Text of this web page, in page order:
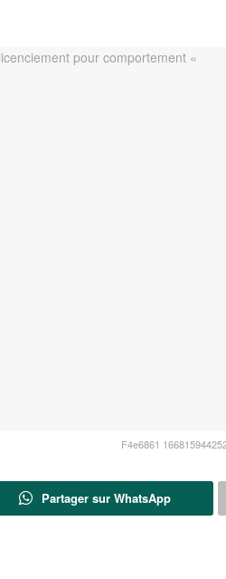
F4e6861
Partager sur WhatsApp